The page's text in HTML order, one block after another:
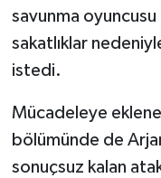
savunma oyuncusu
sakatlıklar
istedi.
Mücadeleye
bölümünde de
sonuçsuz kalan